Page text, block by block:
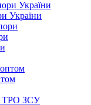
України